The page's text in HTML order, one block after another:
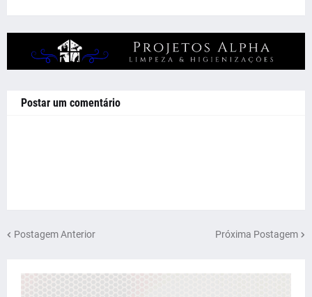
Postar um comentário
Postagem Anterior Próxima Postagem